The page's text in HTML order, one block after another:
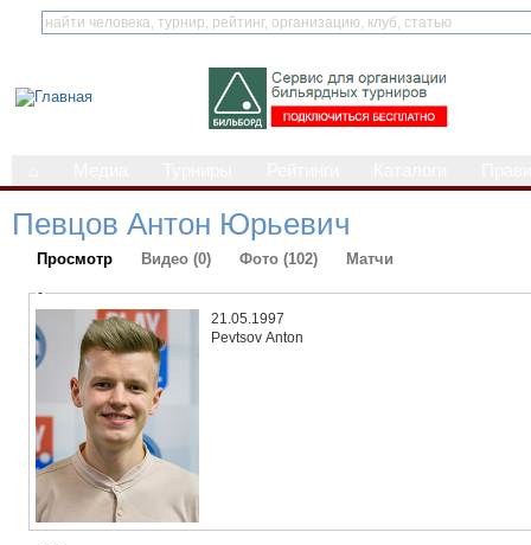
Певцов Антон Юрьевич
Просмотр Видео (0) Фото (102) Матчи
-
21.05.1997
Pevtsov Anton